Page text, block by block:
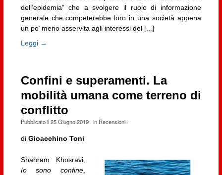
dell’epidemia” che a svolgere il ruolo di informazione
generale che competerebbe loro in una società appena
un po’ meno asservita agli interessi del [...]
Leggi →
Confini e superamenti. La
mobilità umana come terreno di
conflitto
Pubblicato il25 Giugno 2019· in Recensioni·
di Gioacchino Toni
Shahram Khosravi,
Io sono confine